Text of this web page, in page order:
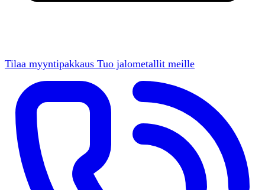
Tilaa myyntipakkaus Tuo jalometallit meille